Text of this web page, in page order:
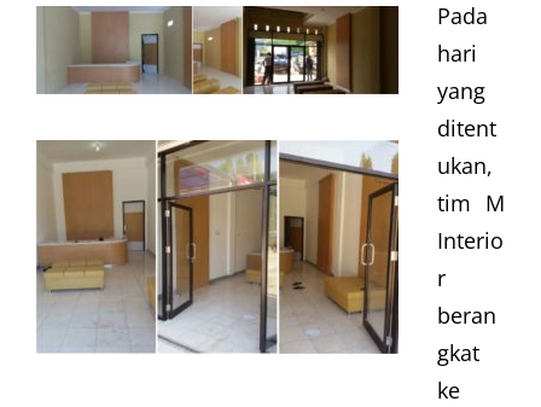
Pada
hari
yang
ditent
ukan,
tim M
Interio
r
beran
gkat
ke